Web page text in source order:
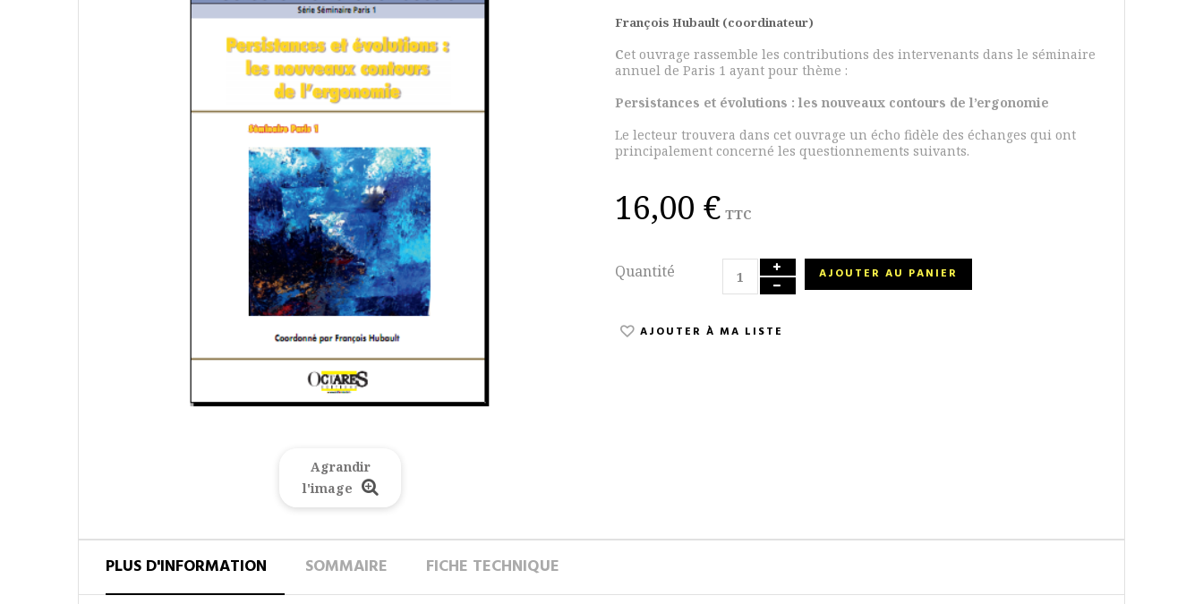
Agrandir
l'image
François Hubault (coordinateur)
Cet ouvrage rassemble les contributions des intervenants dans le séminaire
annuel de Paris 1 ayant pour thème :
Persistances et évolutions : les nouveaux contours de l’ergonomie
Le lecteur trouvera dans cet ouvrage un écho fidèle des échanges qui ont
principalement concerné les questionnements suivants.
16,00 € TTC
Quantité AJOUTER AU PANIER
AJOUTER À MA LISTE
PLUS D'INFORMATION SOMMAIRE FICHE TECHNIQUE